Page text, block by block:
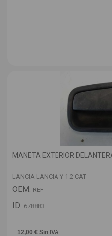
MANETA EXTERIOR
LANCIA LANCIA Y 1.2 CAT
OEM: REF
ID: 678883
12,00 € Sin IVA